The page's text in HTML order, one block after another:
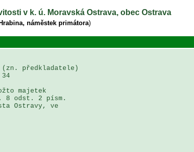
v k. ú. Moravská Ostrava, obec Ostrava
náměstek primátora)
předkladatele)
majetek
8 odst. 2 písm.
Ostravy, ve